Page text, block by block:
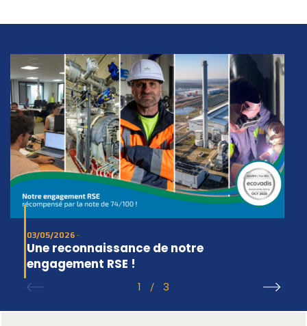
03/05/2026
Une reconnaissance de notre
engagement RSE !
1 / 3